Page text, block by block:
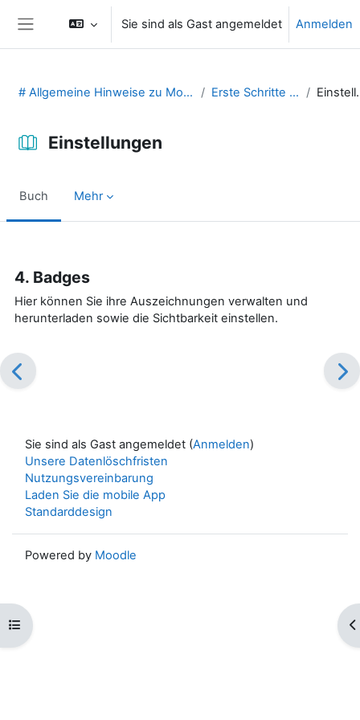
Website-Übersicht
Sie sind als Gast angemeldet Anmelden
Kursindex öffnen
# Allgemeine Hinweise zu Moodle (29131475) Erste Schritte in Moodle
Einstellungen
Buch Mehr
4. Badges
Hier können Sie ihre Auszeichnungen verwalten und
herunterladen sowie die Sichtbarkeit einstellen.
Sie sind als Gast angemeldet (Anmelden)
Unsere Datenlöschfristen
Nutzungsvereinbarung
Laden Sie die mobile App
Standarddesign
Powered by Moodle